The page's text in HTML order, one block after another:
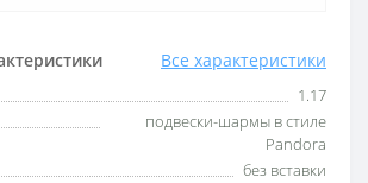
Все характеристики
1.17
подвески-шармы в стиле
Pandora
без вставки